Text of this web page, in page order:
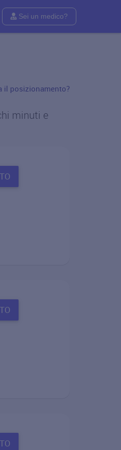
Sei un medico?
il posizionamento?
minuti e